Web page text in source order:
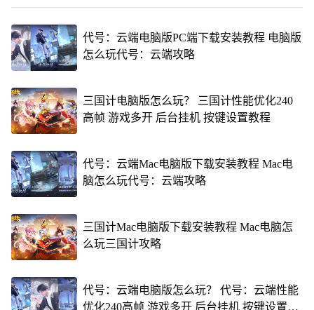
代号：云端电脑版PC端下载安装教程 电脑版
怎么玩代号：云端攻略
三国计电脑版怎么玩？ 三国计性能优化240
高帧 游戏多开 后台挂机 按键设置教程
代号：云端Mac电脑版下载安装教程 Mac电
脑怎么玩代号：云端攻略
三国计Mac电脑版下载安装教程 Mac电脑怎
么玩三国计攻略
代号：云端电脑版怎么玩？ 代号：云端性能
优化240高帧 游戏多开 后台挂机 按键设置教